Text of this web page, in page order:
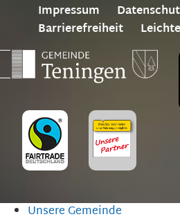
Impressum
Barrierefreiheit
Unsere Gemeinde